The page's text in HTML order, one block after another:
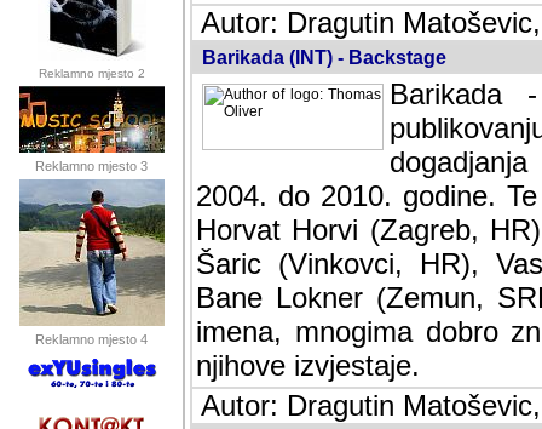
Reklamno mjesto 2
Reklamno mjesto 3
Reklamno mjesto 4
Autor: Dragutin
Barikada (INT) - Backstage
Barikada
2004. do 2010. godine.
Horvat Horvi (Zagreb,
Šaric (Vinkovci, HR),
Bane Lokner (Zemun,
imena, mnogima dobro
njihove izvjestaje.
Autor: Dragutin